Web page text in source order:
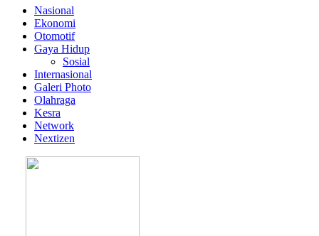
Nasional
Ekonomi
Otomotif
Gaya Hidup
Sosial
Internasional
Galeri Photo
Olahraga
Kesra
Network
Nextizen